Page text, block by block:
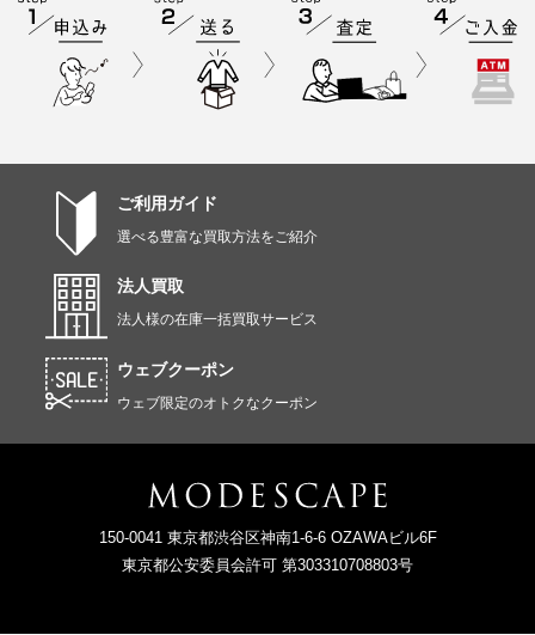
ご利用ガイド
選べる豊富な買取方法をご紹介
法人買取
法人様の在庫一括買取サービス
ウェブクーポン
ウェブ限定のオトクなクーポン
150-0041 東京都渋谷区神南1-6-6 OZAWAビル6F
東京都公安委員会許可 第303310708803号